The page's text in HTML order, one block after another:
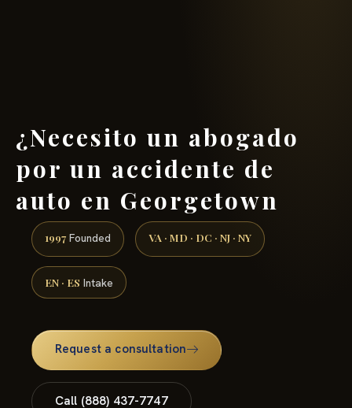
¿Necesito un abogado
por un accidente de
auto en Georgetown
1997 Founded VA · MD · DC · NJ · NY
EN · ES Intake
Request a consultation
Call (888) 437-7747